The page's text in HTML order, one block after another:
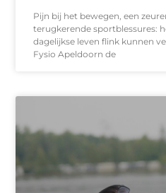
Pijn bij het bewegen, een
terugkerende sportblessures:
dagelijkse leven flink kunnen
Fysio Apeldoorn de